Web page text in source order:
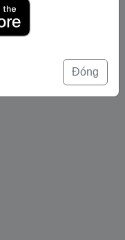
Đóng